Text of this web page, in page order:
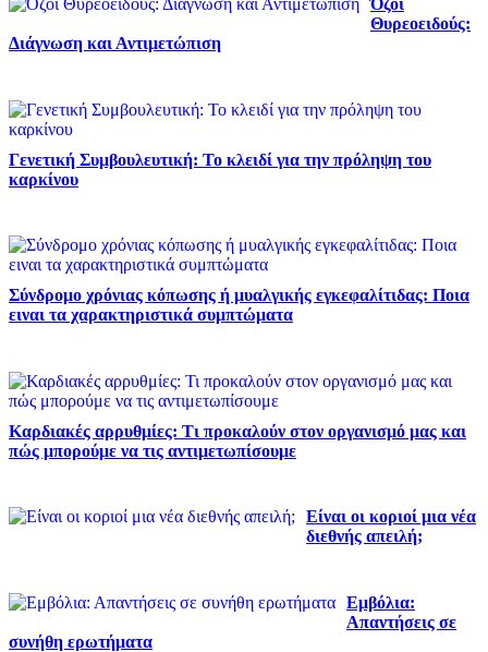
Όζοι
Θυρεοειδούς:
Διάγνωση και Αντιμετώπιση
Γενετική Συμβουλευτική: Το κλειδί για την πρόληψη του
καρκίνου
Σύνδρομο χρόνιας κόπωσης ή μυαλγικής εγκεφαλίτιδας: Ποια
ειναι τα χαρακτηριστικά συμπτώματα
Καρδιακές αρρυθμίες: Τι προκαλούν στον οργανισμό μας και
πώς μπορούμε να τις αντιμετωπίσουμε
Είναι οι κοριοί μια νέα
διεθνής απειλή;
Εμβόλια:
Απαντήσεις σε
συνήθη ερωτήματα